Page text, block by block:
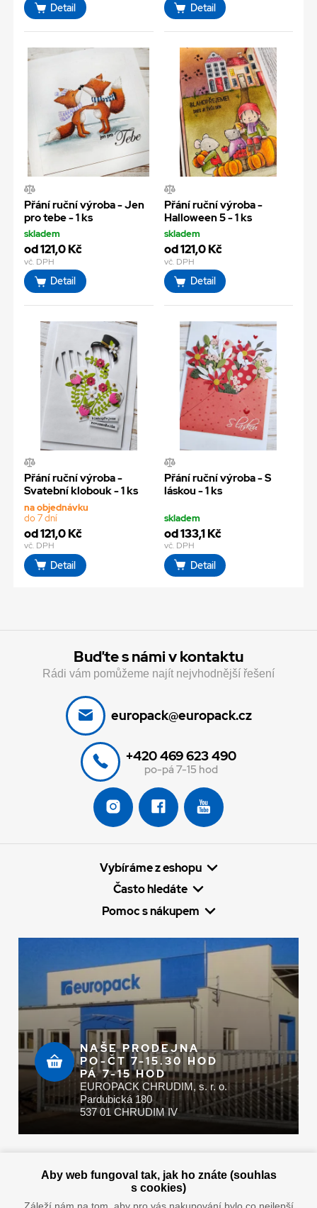
Detail Detail
Přání ruční výroba - Jen
pro tebe - 1 ks
skladem
od 121,0 Kč
vč. DPH
Detail
Přání ruční výroba -
Halloween 5 - 1 ks
skladem
od 121,0 Kč
vč. DPH
Detail
Přání ruční výroba -
Svatební klobouk - 1 ks
na objednávku
do 7 dní
od 121,0 Kč
vč. DPH
Detail
Přání ruční výroba - S
láskou - 1 ks
skladem
od 133,1 Kč
vč. DPH
Detail
Buďte s námi v kontaktu
Rádi vám pomůžeme najít nejvhodnější řešení
europack@europack.cz
+420 469 623 490
po-pá 7-15 hod
Vybíráme z eshopu
Často hledáte
Pomoc s nákupem
NAŠE PRODEJNA
PO-ČT 7-15.30 HOD
PÁ 7-15 HOD
EUROPACK CHRUDIM, s. r. o.
Pardubická 180
537 01 CHRUDIM IV
Aby web fungoval tak, jak ho znáte (souhlas
s cookies)